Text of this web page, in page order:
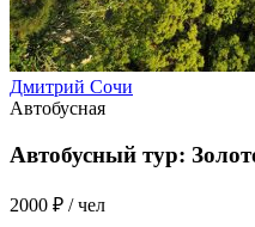
Дмитрий Сочи
Автобусная
Автобусный тур:
2000 ₽ / чел